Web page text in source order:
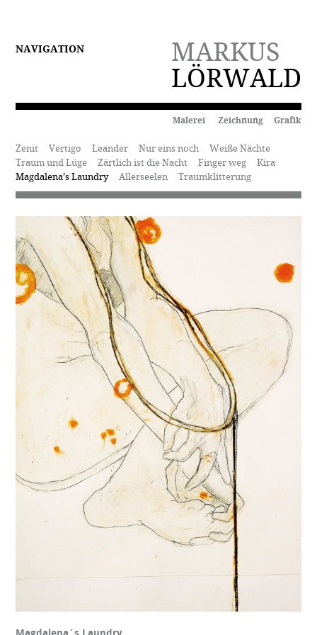
MARKUS
LÖRWALD
NAVIGATION
Malerei Zeichnung Grafik
Zenit Vertigo Leander Nur eins noch
Weiße Nächte
Traum und Lüge
Zärtlich ist die Nacht Finger weg
Kira
Magdalena’s Laundry
Allerseelen Traumklitterung